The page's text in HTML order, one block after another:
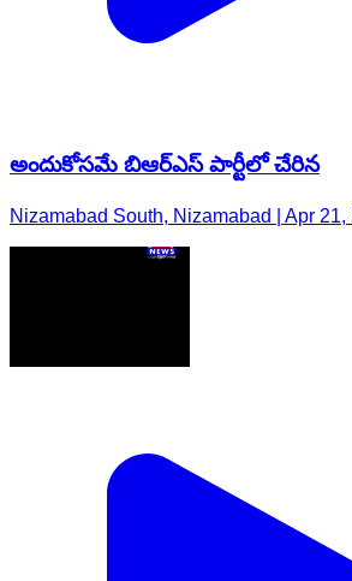
అందుకోసమే బిఆర్ఎస్ పార్టీలో చేరిన
Nizamabad South, Nizamabad | Apr 21,